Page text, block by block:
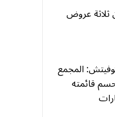
ثلاثة عروض
المجمع
قائمته